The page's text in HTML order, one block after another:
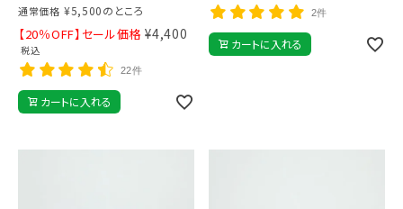
通常価格 ¥5,500のところ
【20％OFF】セール価格 ¥4,400
税込
22件
カートに入れる
2件
カートに入れる